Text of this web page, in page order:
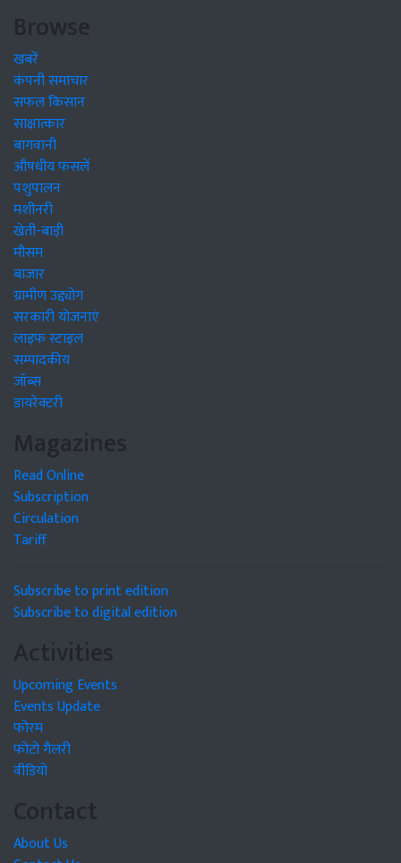
Browse
खबरें
कंपनी समाचार
सफल किसान
साक्षात्कार
बागवानी
औषधीय फसलें
पशुपालन
मशीनरी
खेती-बाड़ी
मौसम
बाजार
ग्रामीण उद्द्योग
सरकारी योजनाएं
लाइफ स्टाइल
सम्पादकीय
जॉब्स
डायरेक्टरी
Magazines
Read Online
Subscription
Circulation
Tariff
Subscribe to print edition
Subscribe to digital edition
Activities
Upcoming Events
Events Update
फोरम
फोटो गैलरी
वीडियो
Contact
About Us